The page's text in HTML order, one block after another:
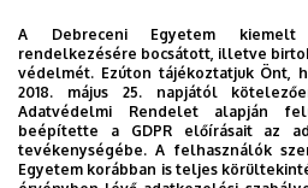
Engedd meg, hogy figyelmedbe
Egyetem új applikációját, melyet
készített. Az alkalmazás
segítsünk eligazodni az
tanulmányaiddal kapcsolatban
A Debreceni Egyetem
rendelkezésére bocsátott, illetve
védelmét. Ezúton tájékoztatjuk Önt,
2018. május 25. napjától
Adatvédelmi Rendelet alapján
beépítette a GDPR előírásait az
tevékenységébe. A felhasználók
Egyetem korábban is teljes